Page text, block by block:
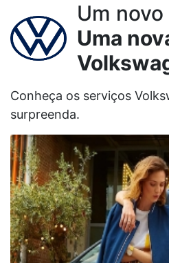
Um
Uma
Conheça os serviços
surpreenda.